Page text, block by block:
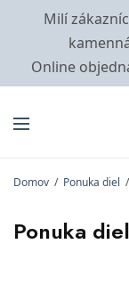
Milí
Online
Domov / Ponuka diel /
Ponuka diel